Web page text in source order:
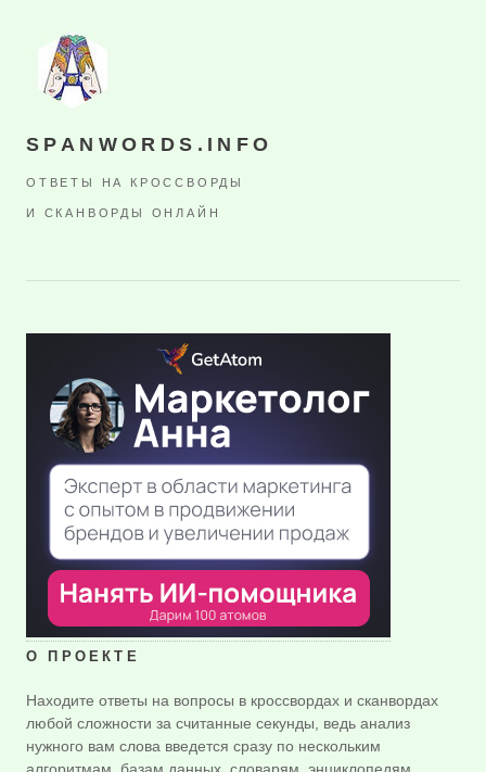
SPANWORDS.INFO
ОТВЕТЫ НА КРОССВОРДЫ
И СКАНВОРДЫ ОНЛАЙН
О ПРОЕКТЕ
Находите ответы на вопросы в кроссвордах и сканвордах
любой сложности за считанные секунды, ведь анализ
нужного вам слова введется сразу по нескольким
алгоритмам, базам данных, словарям, энциклопедям